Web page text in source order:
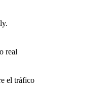
real
el tráfico